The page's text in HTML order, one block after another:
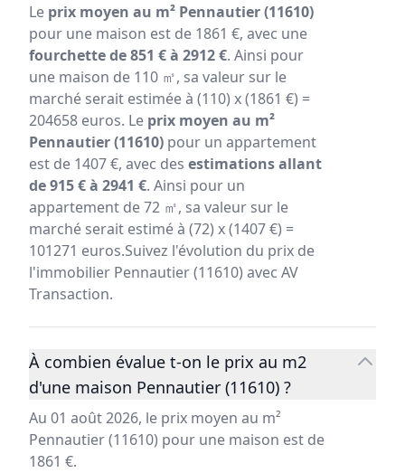
Le prix moyen au m² Pennautier (11610)
pour une maison est de 1861 €, avec une
fourchette de 851 € à 2912 €. Ainsi pour
une maison de 110 ㎡, sa valeur sur le
marché serait estimée à (110) x (1861 €) =
204658 euros. Le prix moyen au m²
Pennautier (11610) pour un appartement
est de 1407 €, avec des estimations allant
de 915 € à 2941 €. Ainsi pour un
appartement de 72 ㎡, sa valeur sur le
marché serait estimé à (72) x (1407 €) =
101271 euros.Suivez l'évolution du prix de
l'immobilier Pennautier (11610) avec AV
Transaction.
À combien évalue t-on le prix au m2
d'une maison Pennautier (11610) ?
Au 01 août 2026, le prix moyen au m²
Pennautier (11610) pour une maison est de
1861 €.